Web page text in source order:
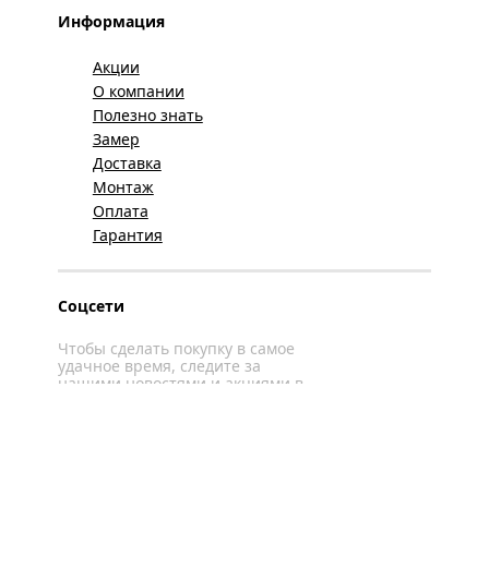
Информация
Акции
О компании
Полезно знать
Замер
Доставка
Монтаж
Оплата
Гарантия
Соцсети
Чтобы сделать покупку в самое
удачное время, следите за
нашими новостями и акциями в